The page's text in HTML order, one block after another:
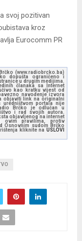
svoj pozitivan
kroz
Eurocomm PR
(www.radiobrcko.ba)
dopušta ograničeno i
u drugim medijima.
članaka sa Internet
kao kratku vijest od
navođenje izvora
objaviti link na originalni
portala nije
Brčko je odlučan u
i rad svojih autora.
objavljenog na internet
ovim pravilima, protiv
Osnovnim sudom Brčko
kliknite na USLOVI